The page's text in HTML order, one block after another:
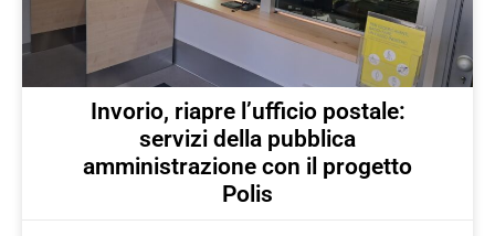
Invorio, riapre l’ufficio postale:
servizi della pubblica
amministrazione con il progetto
Polis